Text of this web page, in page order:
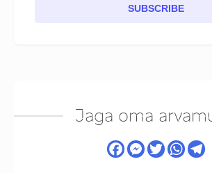
SUBSCRIBE
Jaga oma